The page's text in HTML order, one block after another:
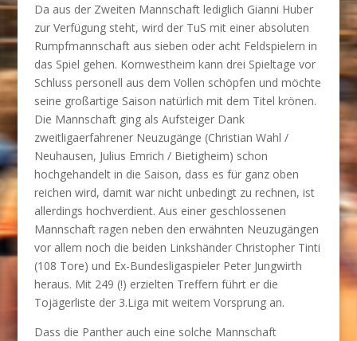
Da aus der Zweiten Mannschaft lediglich Gianni Huber
zur Verfügung steht, wird der TuS mit einer absoluten
Rumpfmannschaft aus sieben oder acht Feldspielern in
das Spiel gehen. Kornwestheim kann drei Spieltage vor
Schluss personell aus dem Vollen schöpfen und möchte
seine großartige Saison natürlich mit dem Titel krönen.
Die Mannschaft ging als Aufsteiger Dank
zweitligaerfahrener Neuzugänge (Christian Wahl /
Neuhausen, Julius Emrich / Bietigheim) schon
hochgehandelt in die Saison, dass es für ganz oben
reichen wird, damit war nicht unbedingt zu rechnen, ist
allerdings hochverdient. Aus einer geschlossenen
Mannschaft ragen neben den erwähnten Neuzugängen
vor allem noch die beiden Linkshänder Christopher Tinti
(108 Tore) und Ex-Bundesligaspieler Peter Jungwirth
heraus. Mit 249 (!) erzielten Treffern führt er die
Tojägerliste der 3.Liga mit weitem Vorsprung an.
Dass die Panther auch eine solche Mannschaft